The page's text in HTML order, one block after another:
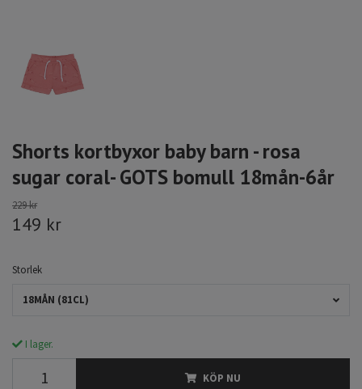
Shorts kortbyxor baby barn - rosa
sugar coral- GOTS bomull 18mån-6år
229 kr
149 kr
Storlek
18MÅN (81CL)
I lager.
KÖP NU